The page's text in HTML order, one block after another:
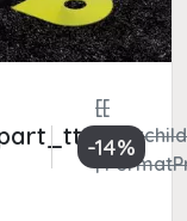
[[
|
-14%